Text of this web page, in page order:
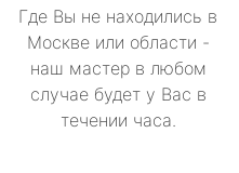
Где Вы не находились в
Москве или области -
наш мастер в любом
случае будет у Вас в
течении часа.